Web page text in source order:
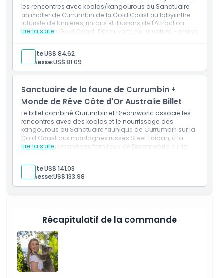
Politique d'annulation
les rencontres avec koalas/kangourous au Sanctuaire
animalier de Currumbin de la Gold Coast au labyrinthe
futuriste de lumières, miroirs et illusions de l'Attraction
Infinity de la Gold Coast. Découverte de la nature + plaisir
la Gold Coast et à cette attraction interactive.
Lire la suite
Inclus
Admission au Sanctuaire animalier de Currumbin de
la Gold Coast avec rencontres animales
la Gold Coast
Expérience animale et futuriste
Adulte:US$ 84.62
Jeunesse:US$ 81.09
Sanctuaire de la faune de Currumbin +
Monde de Rêve Côte d'Or Australie Billet
Le billet combiné Currumbin et Dreamworld associe les
rencontres avec des koalas et le nourrissage des
kangourous au Sanctuaire faunique de Currumbin sur la
Gold Coast aux montagnes russes Steel Taipan, à la
faune et aux manèges familiaux de Dreamworld sur la
sanctuaire animalier de la Gold Coast et au parc à
thèmes de la Gold Coast.
Lire la suite
Inclus
sur la Gold Coast
Adulte:US$ 141.03
Jeunesse:US$ 133.98
Récapitulatif de la commande